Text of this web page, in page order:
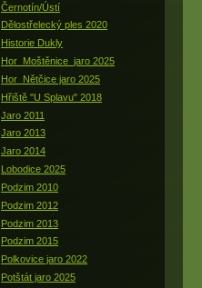
Černotín/Ústí
Dělostřelecký ples 2020
Historie Dukly
Hor_Moštěnice_jaro 2025
Hor_Nětčice jaro 2025
Hřiště "U Splavu" 2018
Jaro 2011
Jaro 2013
Jaro 2014
Lobodice 2025
Podzim 2010
Podzim 2012
Podzim 2013
Podzim 2015
Polkovice jaro 2022
Potštát jaro 2025